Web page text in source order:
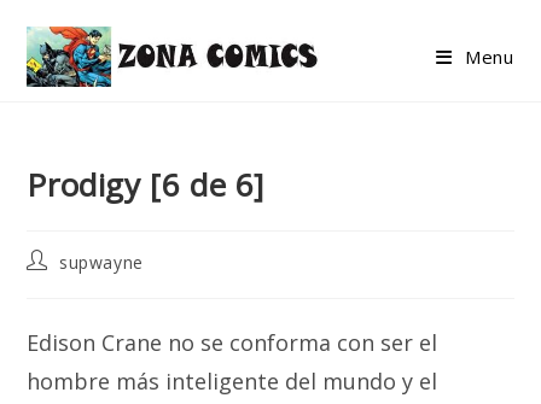
content
Menu
Prodigy [6 de 6]
Postsupwayne
Edison Crane no se conforma con ser el
hombre más inteligente del mundo y el